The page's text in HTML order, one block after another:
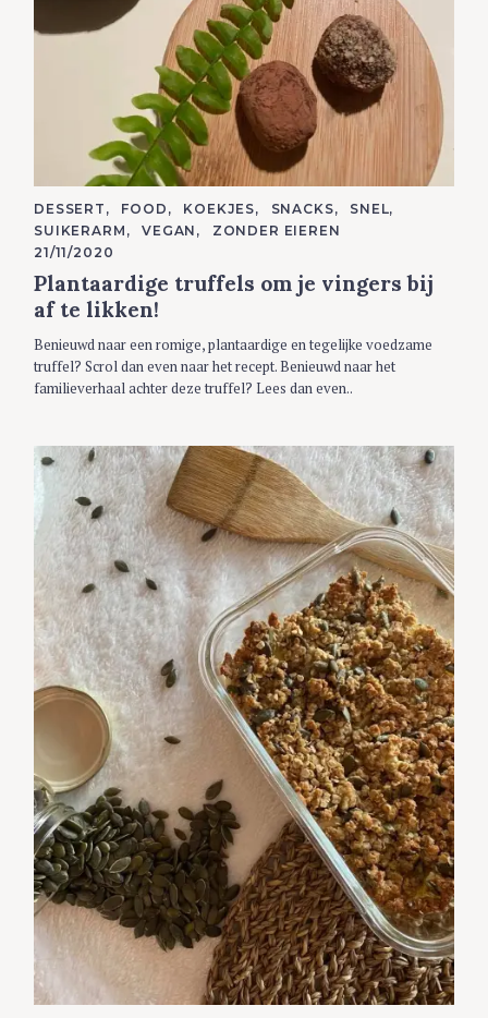
C
A
T
E
O
R
I
E
S
DESSERT FOOD KOEKJES SNACKS
SNEL
SUIKERARM
VEGAN
ZONDER EIEREN
21/11/2020
Plantaardige truffels om je vingers bij
af te likken!
Benieuwd naar een romige, plantaardige en tegelijke voedzame
truffel? Scrol dan even naar het recept. Benieuwd naar het
familieverhaal achter deze truffel? Lees dan even..